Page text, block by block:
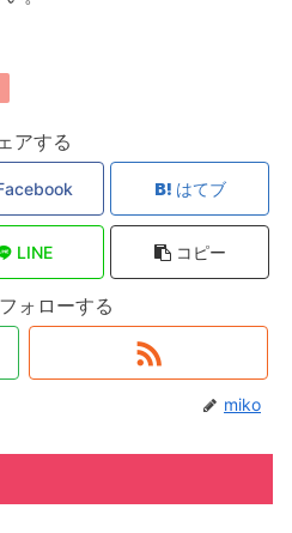
アする
はてブ
LINE コピー
ォローする
miko